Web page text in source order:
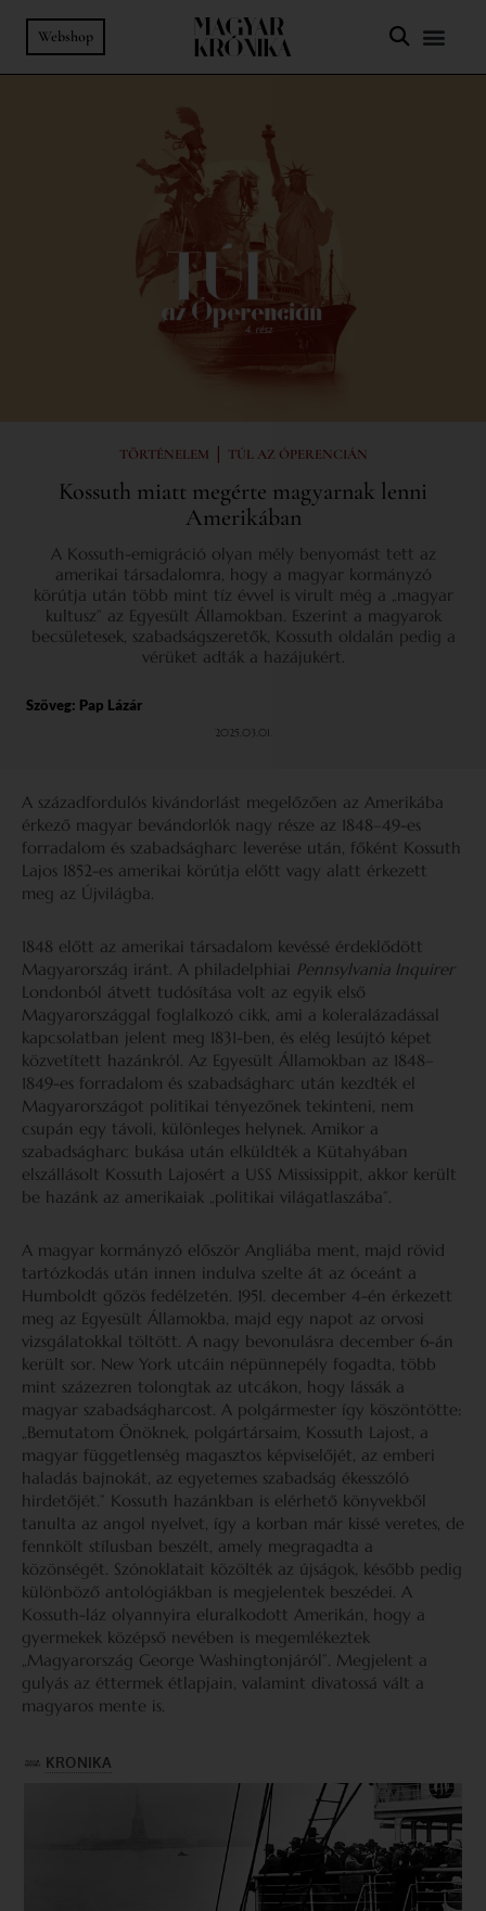
Webshop
TÖRTÉNELEM | TÚL AZ ÓPERENCIÁN
Kossuth miatt megérte magyarnak lenni
Amerikában
A Kossuth-emigráció olyan mély benyomást tett az
amerikai társadalomra, hogy a magyar kormányzó
körútja után több mint tíz évvel is virult még a „magyar
kultusz” az Egyesült Államokban. Eszerint a magyarok
becsületesek, szabadságszeretők, Kossuth oldalán pedig a
vérüket adták a hazájukért.
Szöveg: Pap Lázár
2025.03.01.
A századfordulós kivándorlást megelőzően az Amerikába
érkező magyar bevándorlók nagy része az 1848–49-es
forradalom és szabadságharc leverése után, főként Kossuth
Lajos 1852-es amerikai körútja előtt vagy alatt érkezett
meg az Újvilágba.
1848 előtt az amerikai társadalom kevéssé érdeklődött
Magyarország iránt. A philadelphiai Pennsylvania Inquirer
Londonból átvett tudósítása volt az egyik első
Magyarországgal foglalkozó cikk, ami a koleralázadással
kapcsolatban jelent meg 1831-ben, és elég lesújtó képet
közvetített hazánkról. Az Egyesült Államokban az 1848–
1849-es forradalom és szabadságharc után kezdték el
Magyarországot politikai tényezőnek tekinteni, nem
csupán egy távoli, különleges helynek. Amikor a
szabadságharc bukása után elküldték a Kütahyában
elszállásolt Kossuth Lajosért a USS Mississippit, akkor került
be hazánk az amerikaiak „politikai világatlaszába”.
A magyar kormányzó először Angliába ment, majd rövid
tartózkodás után innen indulva szelte át az óceánt a
Humboldt gőzös fedélzetén. 1951. december 4-én érkezett
meg az Egyesült Államokba, majd egy napot az orvosi
vizsgálatokkal töltött. A nagy bevonulásra december 6-án
került sor. New York utcáin népünnepély fogadta, több
mint százezren tolongtak az utcákon, hogy lássák a
magyar szabadságharcost. A polgármester így köszöntötte:
„Bemutatom Önöknek, polgártársaim, Kossuth Lajost, a
magyar függetlenség magasztos képviselőjét, az emberi
haladás bajnokát, az egyetemes szabadság ékesszóló
hirdetőjét.” Kossuth hazánkban is elérhető könyvekből
tanulta az angol nyelvet, így a korban már kissé veretes, de
fennkölt stílusban beszélt, amely megragadta a
közönségét. Szónoklatait közölték az újságok, később pedig
különböző antológiákban is megjelentek beszédei. A
Kossuth-láz olyannyira eluralkodott Amerikán, hogy a
gyermekek középső nevében is megemlékeztek
„Magyarország George Washingtonjáról”. Megjelent a
gulyás az éttermek étlapjain, valamint divatossá vált a
magyaros mente is.